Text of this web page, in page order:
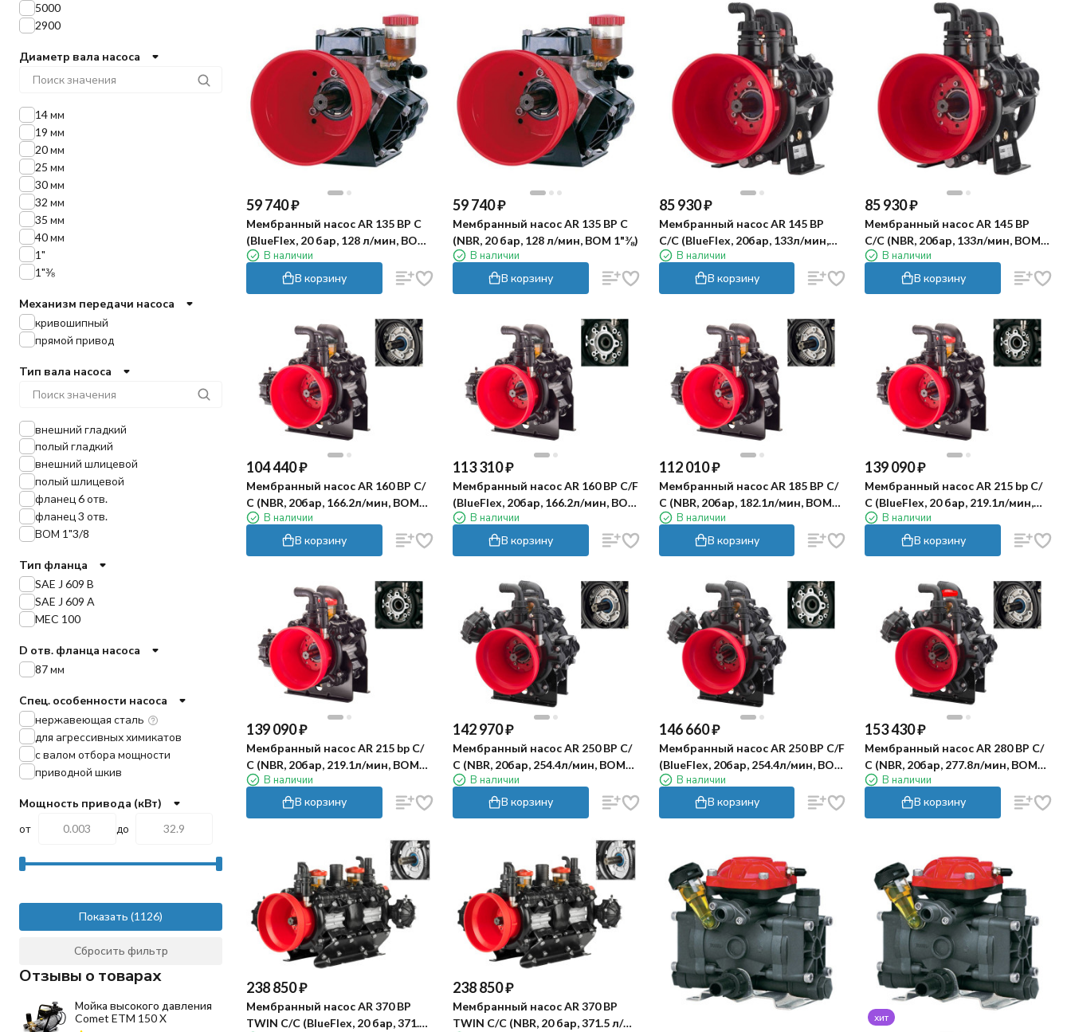
59 740₽
Мембранный насос AR 135 BP C
(BlueFlex, 20 бар, 128 л/мин, ВОМ
1"⅜)В наличии
В корзину
59 740₽
Мембранный насос AR 135 BP C
(NBR, 20 бар, 128 л/мин, ВОМ 1"⅜)
В наличии
В корзину
85 930₽
Мембранный насос AR 145 BP
C/C (BlueFlex, 20бар, 133л/мин,
ВОМ 1"⅜)
В наличии
В корзину
85 930₽
Мембранный насос AR 145 BP
C/C (NBR, 20бар, 133л/мин, ВОМ
1"⅜)В наличии
В корзину
104 440₽
Мембранный насос AR 160 BP C/
С (NBR, 20бар, 166.2л/мин, ВОМ
1"⅜)В наличии
В корзину
113 310₽
Мембранный насос AR 160 BP C/F
(BlueFlex, 20бар, 166.2л/мин, ВОМ
1"⅜-полый вал 25мм)
В наличии
В корзину
112 010₽
Мембранный насос AR 185 BP C/
С (NBR, 20бар, 182.1л/мин, ВОМ
1"⅜)В наличии
В корзину
139 090₽
Мембранный насос AR 215 bp C/
C (BlueFlex, 20 бар, 219.1л/мин,
ВОМ 1"⅜-полый вал 32 мм)
В наличии
В корзину
139 090₽
Мембранный насос AR 215 bp C/
C (NBR, 20бар, 219.1л/мин, ВОМ
1"⅜)В наличии
В корзину
142 970₽
Мембранный насос AR 250 BP C/
С (NBR, 20бар, 254.4л/мин, ВОМ
1"⅜)В наличии
В корзину
146 660₽
Мембранный насос AR 250 BP C/F
(BlueFlex, 20бар, 254.4л/мин, ВОМ
1"⅜-полый вал 25мм)
В наличии
В корзину
153 430₽
Мембранный насос AR 280 BP C/
С (NBR, 20бар, 277.8л/мин, ВОМ
1"⅜)В наличии
В корзину
238 850₽
Мембранный насос AR 370 BP
TWIN C/C (BlueFlex, 20 бар, 371.5
238 850₽
Мембранный насос AR 370 BP
TWIN C/C (NBR, 20 бар, 371.5 л/
хит
5000
2900
Диаметр вала насоса
14 мм
19 мм
20 мм
25 мм
30 мм
32 мм
35 мм
40 мм
1"
1"⅜
Механизм передачи насоса
кривошипный
прямой привод
Тип вала насоса
внешний гладкий
полый гладкий
внешний шлицевой
полый шлицевой
фланец 6 отв.
фланец 3 отв.
ВОМ 1"3/8
Тип фланца
SAE J 609 B
SAE J 609 A
MEC 100
D отв. фланца насоса
87 мм
Спец. особенности насоса
нержавеющая сталь
для агрессивных химикатов
с валом отбора мощности
приводной шкив
Мощность привода (кВт)
от
до
Показать
Сбросить фильтр
Отзывы о товарах
Мойка высокого давления
Comet ETM 150 X